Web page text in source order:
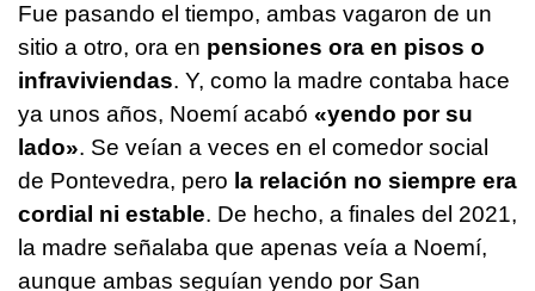
Fue pasando el tiempo, ambas vagaron de un
sitio a otro, ora en pensiones ora en pisos o
infraviviendas. Y, como la madre contaba hace
ya unos años, Noemí acabó «yendo por su
lado». Se veían a veces en el comedor social
de Pontevedra, pero la relación no siempre era
cordial ni estable. De hecho, a finales del 2021,
la madre señalaba que apenas veía a Noemí,
aunque ambas seguían yendo por San